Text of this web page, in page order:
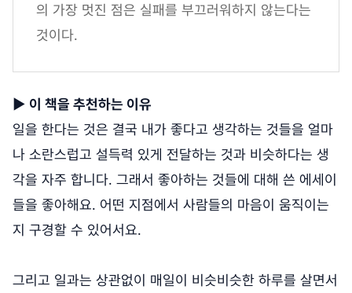
의 가장 멋진 점은 실패를 부끄러워하지 않는다는
것이다.
▶ 이 책을 추천하는 이유
일을 한다는 것은 결국 내가 좋다고 생각하는 것들을 얼마
나 소란스럽고 설득력 있게 전달하는 것과 비슷하다는 생
각을 자주 합니다. 그래서 좋아하는 것들에 대해 쓴 에세이
들을 좋아해요. 어떤 지점에서 사람들의 마음이 움직이는
지 구경할 수 있어서요.
그리고 일과는 상관없이 매일이 비슷비슷한 하루를 살면서